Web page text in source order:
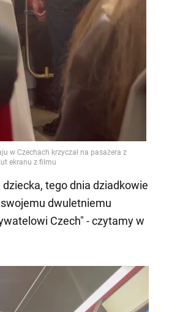
dziecka, tego dnia dziadkowie
dwuletniemu
Czech" - czytamy w